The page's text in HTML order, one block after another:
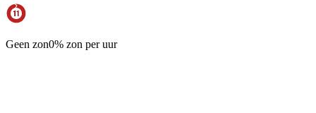
Geen zon0% zon per uur